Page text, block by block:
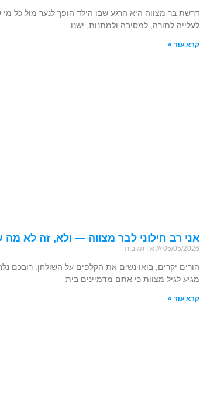
דרשת בר מצווה היא הרגע שבו הילד הופך לנער מול כל
לעלייה לתורה, למסיבה ולמתנות, ישנו
קרא עוד »
אני רב חילוני לבר מצווה — ולא, זה לא
05/05/2026 אין תגובות
הורים יקרים, בואו נשים את הקלפים על השולחן: רובכם
מגיע לגיל מצוות כי אתם מדמיינים בית
קרא עוד »